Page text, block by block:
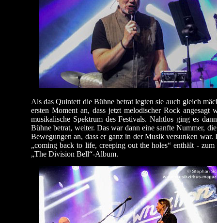
Als das Quintett die Bühne betrat legten sie auch gleich
ersten Moment an, dass jetzt melodischer Rock
musikalische Spektrum des Festivals. Nahtlos ging es
Bühne betrat, weiter. Das war dann eine sanfte Nummer,
Bewegungen an, dass er ganz in der Musik versunken
„coming back to life, creeping out the holes“ enthält -
„The Division Bell“-Album.